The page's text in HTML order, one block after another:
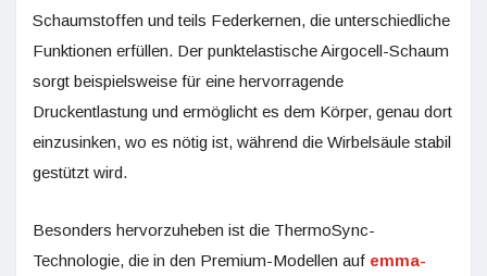
Schaumstoffen und teils Federkernen, die unterschiedliche
Funktionen erfüllen. Der punktelastische Airgocell-Schaum
sorgt beispielsweise für eine hervorragende
Druckentlastung und ermöglicht es dem Körper, genau dort
einzusinken, wo es nötig ist, während die Wirbelsäule stabil
gestützt wird.
Besonders hervorzuheben ist die ThermoSync-
Technologie, die in den Premium-Modellen auf emma-